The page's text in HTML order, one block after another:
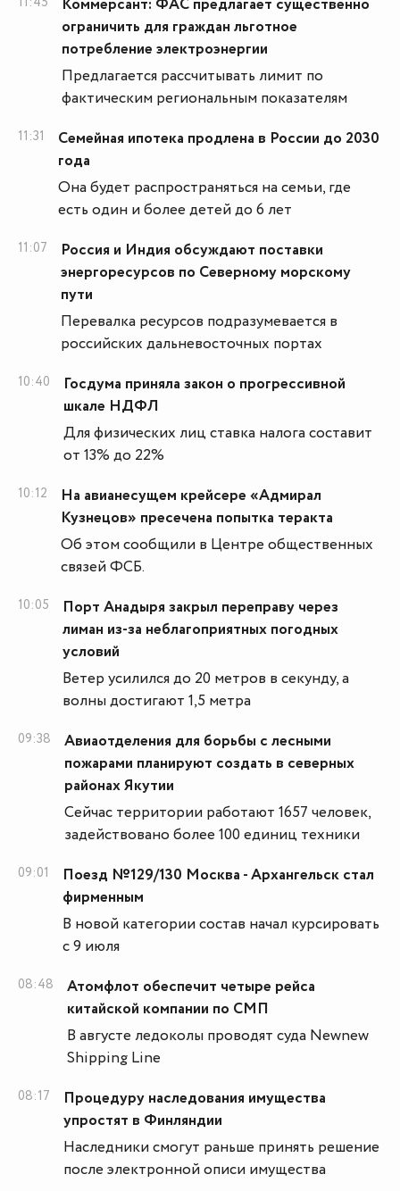
Коммерсант: ФАС предлагает существенно
ограничить для граждан льготное
потребление электроэнергии
Предлагается рассчитывать лимит по
фактическим региональным показателям
11:31
Семейная ипотека продлена в России до 2030
года
Она будет распространяться на семьи, где
есть один и более детей до 6 лет
11:07
Россия и Индия обсуждают поставки
энергоресурсов по Северному морскому
пути
Перевалка ресурсов подразумевается в
российских дальневосточных портах
10:40
Госдума приняла закон о прогрессивной
шкале НДФЛ
Для физических лиц ставка налога составит
от 13% до 22%
10:12
На авианесущем крейсере «Адмирал
Кузнецов» пресечена попытка теракта
Об этом сообщили в Центре общественных
связей ФСБ.
10:05
Порт Анадыря закрыл переправу через
лиман из-за неблагоприятных погодных
условий
Ветер усилился до 20 метров в секунду, а
волны достигают 1,5 метра
09:38
Авиаотделения для борьбы с лесными
пожарами планируют создать в северных
районах Якутии
Сейчас территории работают 1657 человек,
задействовано более 100 единиц техники
09:01
Поезд №129/130 Москва - Архангельск стал
фирменным
В новой категории состав начал курсировать
с 9 июля
08:48
Атомфлот обеспечит четыре рейса
китайской компании по СМП
В августе ледоколы проводят суда Newnew
Shipping Line
08:17
Процедуру наследования имущества
упростят в Финляндии
Наследники смогут раньше принять решение
после электронной описи имущества